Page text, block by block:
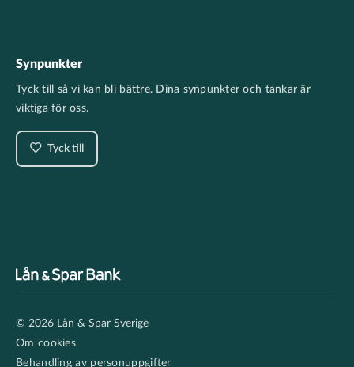
Synpunkter
Tyck till så vi kan bli bättre. Dina synpunkter och tankar är
viktiga för oss.
Tyck till
secondary
© 2026 Lån & Spar Sverige
Om cookies
Behandling av personuppgifter